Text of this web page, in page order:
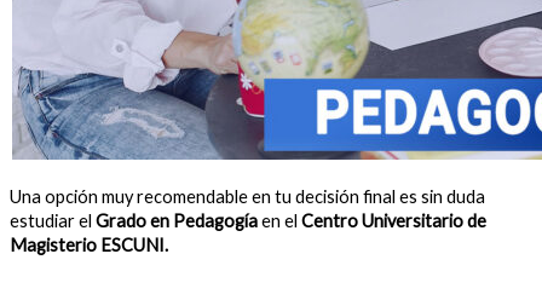
Una opción muy recomendable en tu decisión final es sin duda
estudiar el Grado en Pedagogíaen el Centro Universitario de
Magisterio ESCUNI.